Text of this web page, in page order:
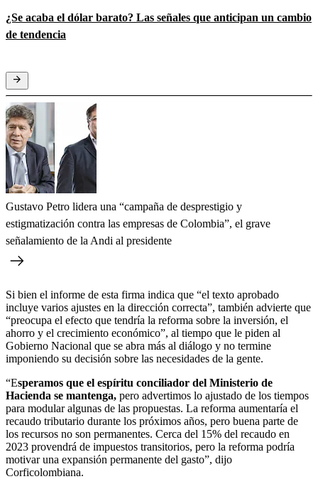
¿Se acaba el dólar barato? Las señales que anticipan un cambio
de tendencia
Gustavo Petro lidera una “campaña de desprestigio y
estigmatización contra las empresas de Colombia”, el grave
señalamiento de la Andi al presidente
Si bien el informe de esta firma indica que “el texto aprobado
incluye varios ajustes en la dirección correcta”, también advierte que
“preocupa el efecto que tendría la reforma sobre la inversión, el
ahorro y el crecimiento económico”, al tiempo que le piden al
Gobierno Nacional que se abra más al diálogo y no termine
imponiendo su decisión sobre las necesidades de la gente.
“Esperamos que el espíritu conciliador del Ministerio de
Hacienda se mantenga, pero advertimos lo ajustado de los tiempos
para modular algunas de las propuestas. La reforma aumentaría el
recaudo tributario durante los próximos años, pero buena parte de
los recursos no son permanentes. Cerca del 15% del recaudo en
2023 provendrá de impuestos transitorios, pero la reforma podría
motivar una expansión permanente del gasto”, dijo
Corficolombiana.